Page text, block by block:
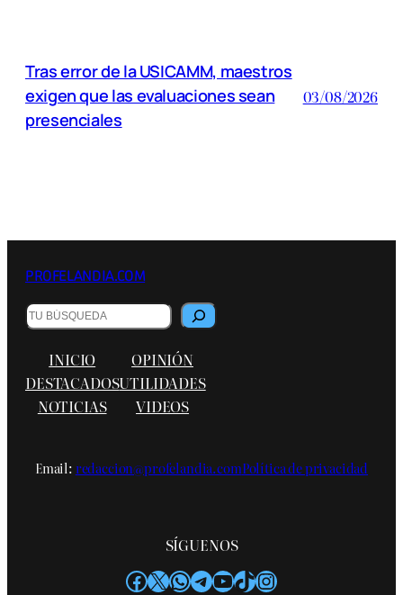
Tras error de la USICAMM, maestros
exigen que las evaluaciones sean
presenciales
03/08/2026
PROFELANDIA.COM
B
u
a
r
INICIO
DESTACADOS
NOTICIAS
OPINIÓN
UTILIDADES
VIDEOS
Email:redaccion@profelandia.comPolítica de privacidad
SÍGUENOS
Facebook
X WhatsApp
Telegram
YouTube
TikTok
Instagram